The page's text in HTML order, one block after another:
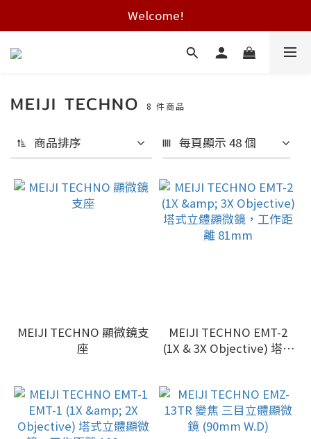
Free shipping on HK orders over $2000
Welcome!
MEIJI TECHNO 8 件商品
商品排序 每頁顯示 48 個
MEIJI TECHNO 顯微鏡支
座
MEIJI TECHNO EMT-2
(1X & 3X Objective) 塔式